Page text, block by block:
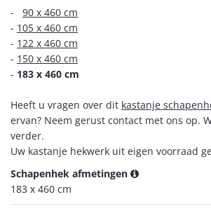
- 90 x 460 cm
- 105 x 460 cm
- 122 x 460 cm
- 150 x 460 cm
- 183 x 460 cm
Heeft u vragen over dit kastanje
ervan? Neem gerust contact met ons op.
verder.
Uw kastanje hekwerk uit eigen voorraad
Schapenhek afmetingen
183 x 460 cm